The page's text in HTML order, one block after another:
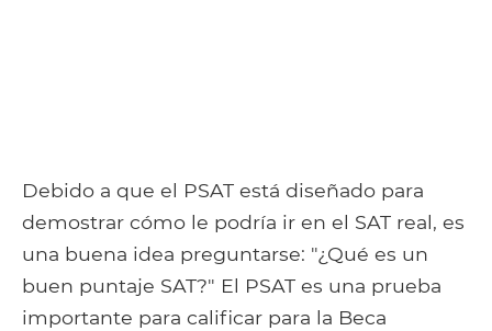
Debido a que el PSAT está diseñado para
demostrar cómo le podría ir en el SAT real, es
una buena idea preguntarse: "¿Qué es un
buen puntaje SAT?" El PSAT es una prueba
importante para calificar para la Beca